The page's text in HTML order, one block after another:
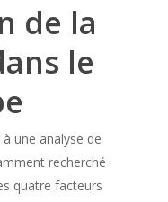
de la
le
à une analyse de
recherché
quatre facteurs